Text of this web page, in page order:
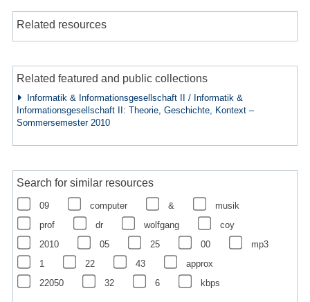
Related resources
Related featured and public collections
Informatik & Informationsgesellschaft II / Informatik &
Informationsgesellschaft II: Theorie, Geschichte, Kontext –
Sommersemester 2010
Search for similar resources
09 computer &
musik
prof
dr wolfgang
coy
2010
05 25 00
mp3
1
22 43
approx
22050
32 6 kbps